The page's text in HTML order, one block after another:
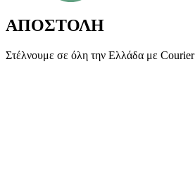
ΑΠΟΣΤΟΛΗ
Στέλνουμε σε όλη την Ελλάδα με Courier